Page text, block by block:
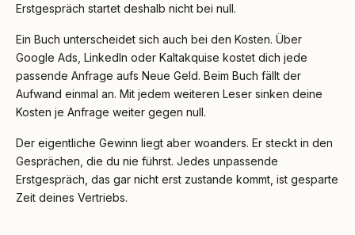
Erstgespräch startet deshalb nicht bei null.
Ein Buch unterscheidet sich auch bei den Kosten. Über
Google Ads, LinkedIn oder Kaltakquise kostet dich jede
passende Anfrage aufs Neue Geld. Beim Buch fällt der
Aufwand einmal an. Mit jedem weiteren Leser sinken deine
Kosten je Anfrage weiter gegen null.
Der eigentliche Gewinn liegt aber woanders. Er steckt in den
Gesprächen, die du nie führst. Jedes unpassende
Erstgespräch, das gar nicht erst zustande kommt, ist gesparte
Zeit deines Vertriebs.